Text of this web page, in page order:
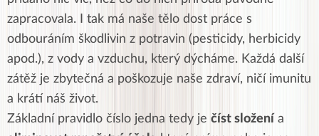
zapracovala. I tak má naše tělo dost práce s
odbouráním škodlivin z potravin (pesticidy, herbicidy
apod.), z vody a vzduchu, který dýcháme. Každá další
zátěž je zbytečná a poškozuje naše zdraví, ničí imunitu
a krátí náš život.
Základní pravidlo číslo jedna tedy je číst složení a